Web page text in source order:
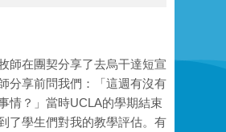
師在團契分享了去烏干達短宣
分享前問我們：「這週有沒有
情？」當時UCLA的學期結束
了學生們對我的教學評估。有